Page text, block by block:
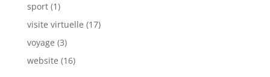
sport(1)
visite virtuelle (17)
voyage (3)
website (16)